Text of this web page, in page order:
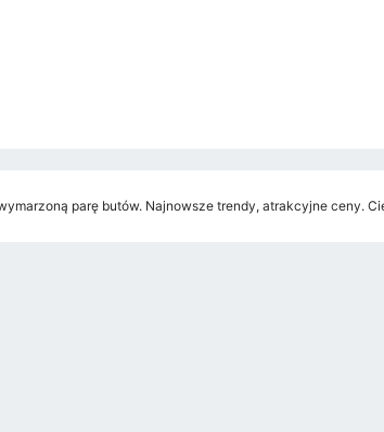
parę butów. Najnowsze trendy, atrakcyjne ceny.